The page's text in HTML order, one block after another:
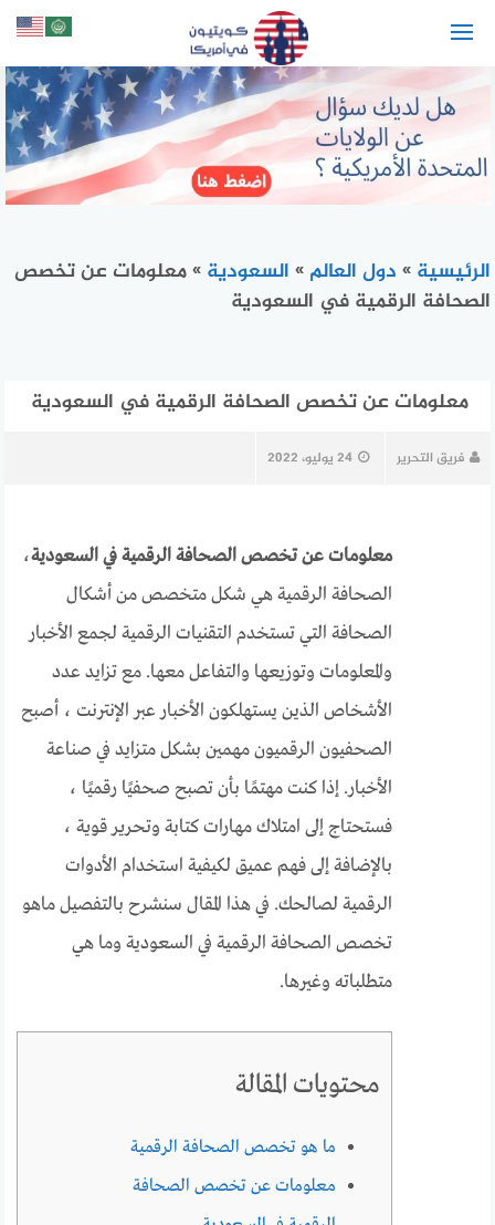
الرئيسية » دول العالم » السعودية »معلومات عن تخصص
الصحافة الرقمية في السعودية
معلومات عن تخصص الصحافة الرقمية في السعودية
فريق التحرير 24 يوليو، 2022
معلومات عن تخصص الصحافة الرقمية في السعودية،
الصحافة الرقمية هي شكل متخصص من أشكال
الصحافة التي تستخدم التقنيات الرقمية لجمع الأخبار
والمعلومات وتوزيعها والتفاعل معها. مع تزايد عدد
الأشخاص الذين يستهلكون الأخبار عبر الإنترنت ، أصبح
الصحفيون الرقميون مهمين بشكل متزايد في صناعة
الأخبار. إذا كنت مهتمًا بأن تصبح صحفيًا رقميًا ،
فستحتاج إلى امتلاك مهارات كتابة وتحرير قوية ،
بالإضافة إلى فهم عميق لكيفية استخدام الأدوات
الرقمية لصالحك. في هذا المقال سنشرح بالتفصيل ماهو
تخصص الصحافة الرقمية في السعودية وما هي
متطلباته وغيرها.
محتويات المقالة
ما هو تخصص الصحافة الرقمية
معلومات عن تخصص الصحافة